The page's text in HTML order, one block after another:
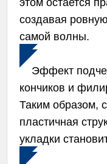
создавая
самой волны.
Эффект
кончиков и
Таким образом,
пластичная
укладки